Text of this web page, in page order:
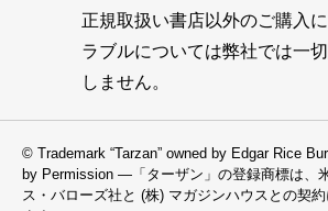
正規取扱い書店以外のご購入
ラブルについては弊社では一
しません。
© Trademark “Tarzan” owned by Edgar Rice
by Permission —「ターザン」の登録商標は、
ス・バローズ社と (株) マガジンハウスとの契